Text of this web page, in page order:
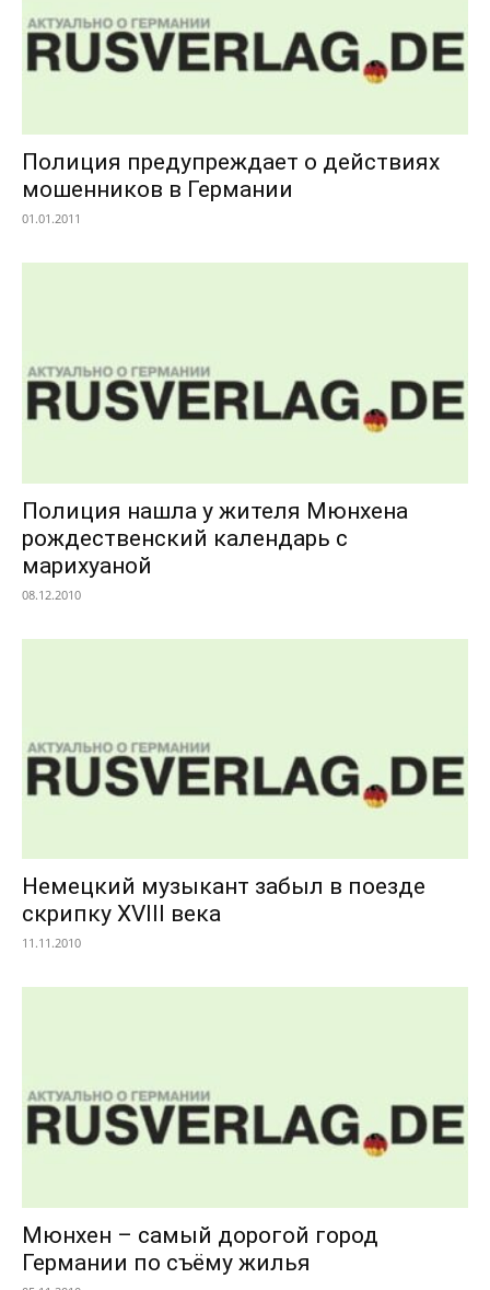
Полиция предупреждает о действиях
мошенников в Германии
01.01.2011
Полиция нашла у жителя Мюнхена
рождественский календарь с
марихуаной
08.12.2010
Немецкий музыкант забыл в поезде
скрипку XVIII века
11.11.2010
Мюнхен – самый дорогой город
Германии по съёму жилья